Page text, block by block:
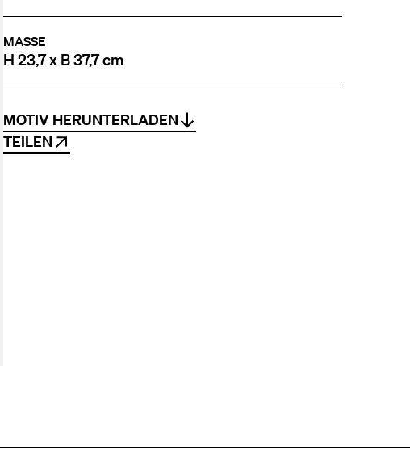
MASSE
H 23,7 x B 37,7 cm
MOTIV HERUNTERLADEN
TEILEN